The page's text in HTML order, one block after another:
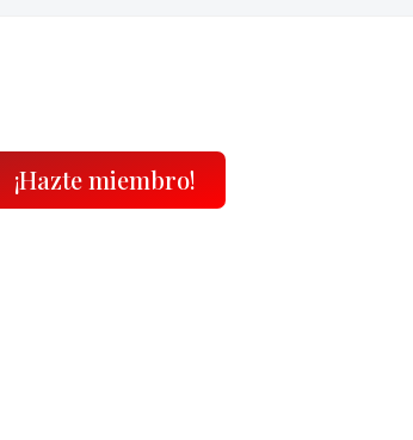
¡Hazte miembro!